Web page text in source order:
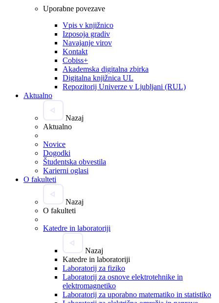
Uporabne povezave
Vpis v knjižnico
Izposoja gradiv
Navajanje virov
Kontakt
Cobiss+
Akademska digitalna zbirka
Digitalna knjižnica UL
Repozitorij Univerze v Ljubljani (RUL)
Aktualno
Nazaj
Aktualno
Novice
Dogodki
Študentska obvestila
Karierni oglasi
O fakulteti
Nazaj
O fakulteti
Katedre in laboratoriji
Nazaj
Katedre in laboratoriji
Laboratorij za fiziko
Laboratorij za osnove elektrotehnike in
elektromagnetiko
Laboratorij za uporabno matematiko in statistiko